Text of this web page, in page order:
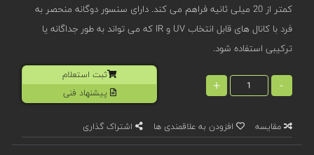
کمتر از 20 میلی ثانیه فراهم می کند. دارای سنسور دوگانه منحصر به
فرد با کانال های قابل انتخاب UV و IR که می تواند به طور جداگانه یا
ترکیبی استفاده شود.
-
+
ثبت استعلام
پیشنهاد فنی
مقایسه افزودن به علاقمندی ها اشتراک گذاری